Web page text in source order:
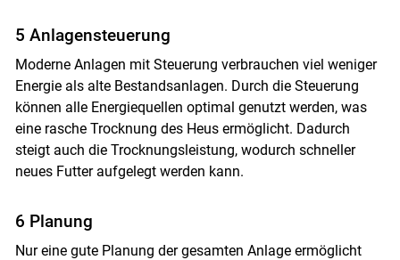
5 Anlagensteuerung
Moderne Anlagen mit Steuerung verbrauchen viel weniger
Energie als alte Bestandsanlagen. Durch die Steuerung
können alle Energiequellen optimal genutzt werden, was
eine rasche Trocknung des Heus ermöglicht. Dadurch
steigt auch die Trocknungsleistung, wodurch schneller
neues Futter aufgelegt werden kann.
6 Planung
Nur eine gute Planung der gesamten Anlage ermöglicht